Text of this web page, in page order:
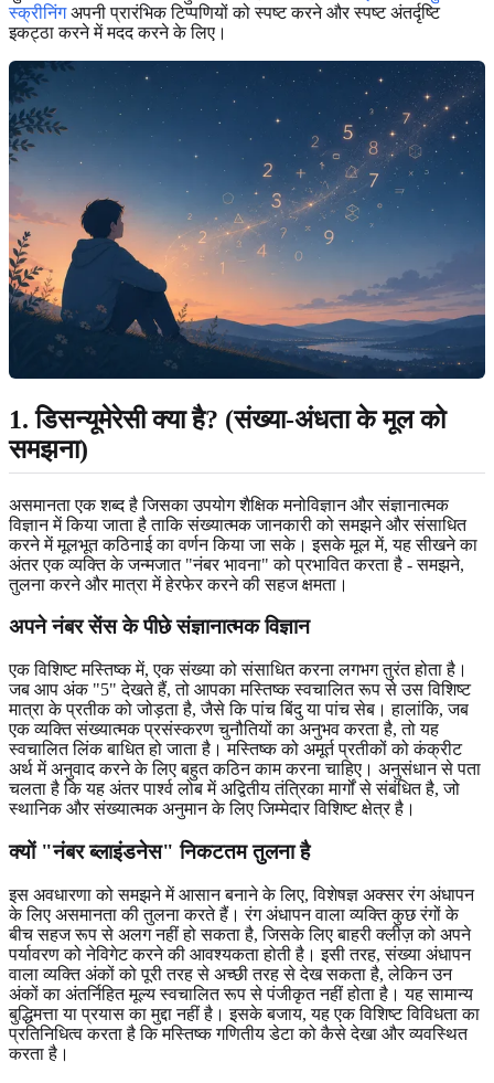
स्क्रीनिंगअपनी प्रारंभिक टिप्पणियों को स्पष्ट करने और स्पष्ट अंतर्दृष्टि
इकट्ठा करने में मदद करने के लिए।
1. डिसन्यूमेरेसी क्या है? (संख्या-अंधता के मूल को
समझना)
असमानता एक शब्द है जिसका उपयोग शैक्षिक मनोविज्ञान और संज्ञानात्मक
विज्ञान में किया जाता है ताकि संख्यात्मक जानकारी को समझने और संसाधित
करने में मूलभूत कठिनाई का वर्णन किया जा सके। इसके मूल में, यह सीखने का
अंतर एक व्यक्ति के जन्मजात "नंबर भावना" को प्रभावित करता है - समझने,
तुलना करने और मात्रा में हेरफेर करने की सहज क्षमता।
अपने नंबर सेंस के पीछे संज्ञानात्मक विज्ञान
एक विशिष्ट मस्तिष्क में, एक संख्या को संसाधित करना लगभग तुरंत होता है।
जब आप अंक "5" देखते हैं, तो आपका मस्तिष्क स्वचालित रूप से उस विशिष्ट
मात्रा के प्रतीक को जोड़ता है, जैसे कि पांच बिंदु या पांच सेब। हालांकि, जब
एक व्यक्ति संख्यात्मक प्रसंस्करण चुनौतियों का अनुभव करता है, तो यह
स्वचालित लिंक बाधित हो जाता है। मस्तिष्क को अमूर्त प्रतीकों को कंक्रीट
अर्थ में अनुवाद करने के लिए बहुत कठिन काम करना चाहिए। अनुसंधान से पता
चलता है कि यह अंतर पार्श्व लोब में अद्वितीय तंत्रिका मार्गों से संबंधित है, जो
स्थानिक और संख्यात्मक अनुमान के लिए जिम्मेदार विशिष्ट क्षेत्र है।
क्यों "नंबर ब्लाइंडनेस" निकटतम तुलना है
इस अवधारणा को समझने में आसान बनाने के लिए, विशेषज्ञ अक्सर रंग अंधापन
के लिए असमानता की तुलना करते हैं। रंग अंधापन वाला व्यक्ति कुछ रंगों के
बीच सहज रूप से अलग नहीं हो सकता है, जिसके लिए बाहरी क्लीज़ को अपने
पर्यावरण को नेविगेट करने की आवश्यकता होती है। इसी तरह, संख्या अंधापन
वाला व्यक्ति अंकों को पूरी तरह से अच्छी तरह से देख सकता है, लेकिन उन
अंकों का अंतर्निहित मूल्य स्वचालित रूप से पंजीकृत नहीं होता है। यह सामान्य
बुद्धिमत्ता या प्रयास का मुद्दा नहीं है। इसके बजाय, यह एक विशिष्ट विविधता का
प्रतिनिधित्व करता है कि मस्तिष्क गणितीय डेटा को कैसे देखा और व्यवस्थित
करता है।